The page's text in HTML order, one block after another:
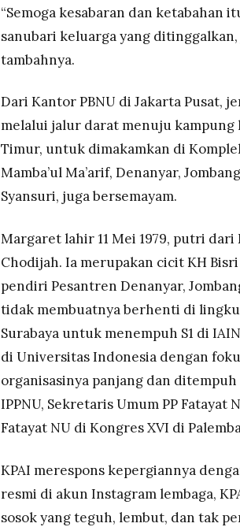
“Semoga kesabaran dan ketabahan
sanubari keluarga yang
tambahnya.
Dari Kantor PBNU di Jakarta Pusat,
melalui jalur darat menuju kampung
Timur, untuk dimakamkan di
Mamba’ul Ma’arif, Denanyar,
Syansuri, juga bersemayam.
Margaret lahir 11 Mei 1979, putri
Chodijah. Ia merupakan cicit KH
pendiri Pesantren Denanyar,
tidak membuatnya berhenti di
Surabaya untuk menempuh S1 di
di Universitas Indonesia dengan
organisasinya panjang dan
IPPNU, Sekretaris Umum PP Fatayat
Fatayat NU di Kongres XVI di
KPAI merespons kepergiannya
resmi di akun Instagram lembaga,
sosok yang teguh, lembut, dan tak